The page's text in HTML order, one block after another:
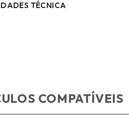
TÉCNICA
COMPATÍVEIS